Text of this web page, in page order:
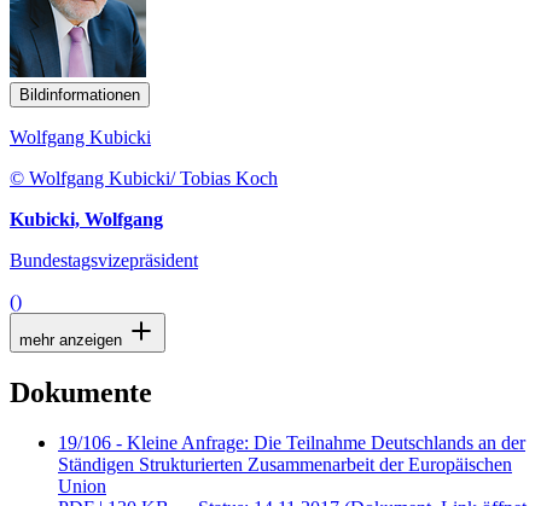
Bildinformationen
Wolfgang Kubicki
© Wolfgang Kubicki/ Tobias Koch
Kubicki, Wolfgang
Bundestagsvizepräsident
()
mehr anzeigen
Dokumente
19/106 - Kleine Anfrage: Die Teilnahme Deutschlands an der
Ständigen Strukturierten Zusammenarbeit der Europäischen
Union